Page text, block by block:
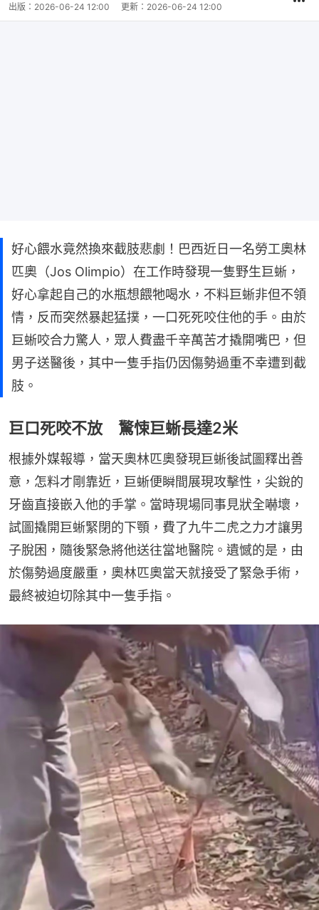
出版： 2026-06-24 12:00 更新： 2026-06-24 12:00
好心餵水竟然換來截肢悲劇！巴西近日一名勞工奧林
匹奧（Jos Olimpio）在工作時發現一隻野生巨蜥，
好心拿起自己的水瓶想餵牠喝水，不料巨蜥非但不領
情，反而突然暴起猛撲，一口死死咬住他的手。由於
巨蜥咬合力驚人，眾人費盡千辛萬苦才撬開嘴巴，但
男子送醫後，其中一隻手指仍因傷勢過重不幸遭到截
肢。
巨口死咬不放 驚悚巨蜥長達2米
根據外媒報導，當天奧林匹奧發現巨蜥後試圖釋出善
意，怎料才剛靠近，巨蜥便瞬間展現攻擊性，尖銳的
牙齒直接嵌入他的手掌。當時現場同事見狀全嚇壞，
試圖撬開巨蜥緊閉的下顎，費了九牛二虎之力才讓男
子脫困，隨後緊急將他送往當地醫院。遺憾的是，由
於傷勢過度嚴重，奧林匹奧當天就接受了緊急手術，
最終被迫切除其中一隻手指。